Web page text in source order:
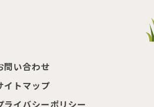
問い合わせ
イトマップ
ライバシーポリシー